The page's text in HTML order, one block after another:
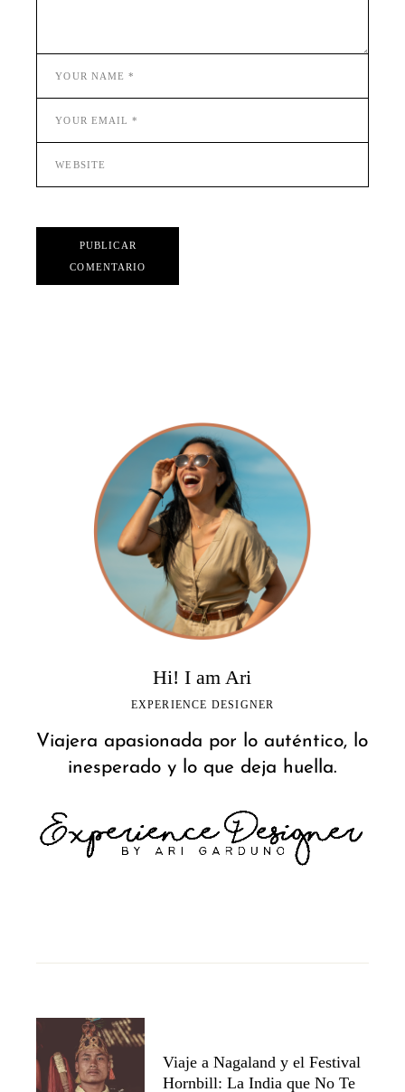
PUBLICAR
COMENTARIO
Hi! I am Ari
EXPERIENCE DESIGNER
Viajera apasionada por lo auténtico, lo
inesperado y lo que deja huella.
Viaje a Nagaland y el Festival
Hornbill: La India que No Te